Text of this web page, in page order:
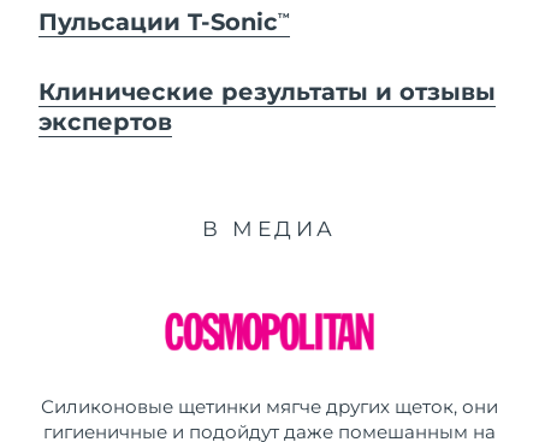
Пульсации T-SonicTM
Клинические результаты и отзывы
экспертов
В МЕДИА
Силиконовые щетинки мягче других щеток, они
гигиеничные и подойдут даже помешанным на